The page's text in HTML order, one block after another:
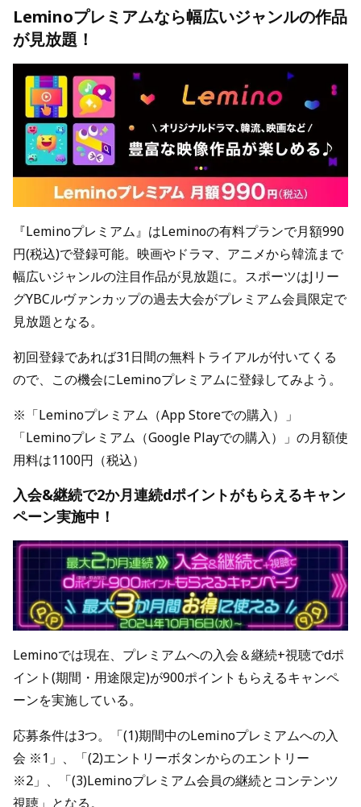
Leminoプレミアムなら幅広いジャンルの作品
が見放題！
『Leminoプレミアム』はLeminoの有料プランで月額990
円(税込)で登録可能。映画やドラマ、アニメから韓流まで
幅広いジャンルの注目作品が見放題に。スポーツはJリー
グYBCルヴァンカップの過去大会がプレミアム会員限定で
見放題となる。
初回登録であれば31日間の無料トライアルが付いてくる
ので、この機会にLeminoプレミアムに登録してみよう。
※「Leminoプレミアム（App Storeでの購入）」
「Leminoプレミアム（Google Playでの購入）」の月額使
用料は1100円（税込）
入会&継続で2か月連続dポイントがもらえるキャン
ペーン実施中！
Leminoでは現在、プレミアムへの入会＆継続+視聴でdポ
イント(期間・用途限定)が900ポイントもらえるキャンペ
ーンを実施している。
応募条件は3つ。「(1)期間中のLeminoプレミアムへの入
会 ※1」、「(2)エントリーボタンからのエントリー
※2」、「(3)Leminoプレミアム会員の継続とコンテンツ
視聴」となる。